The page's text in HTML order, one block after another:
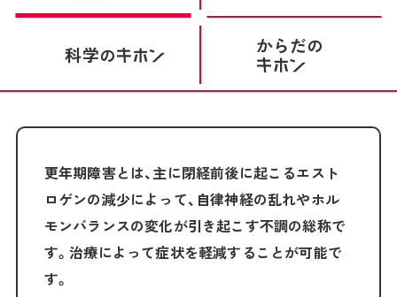
科学の からだの
更年期障害とは、主に閉経前後に起こるエスト
ロゲンの減少によって、自律神経の乱れやホル
モンバランスの変化が引き起こす不調の総称で
す。治療によって症状を軽減することが可能で
す。